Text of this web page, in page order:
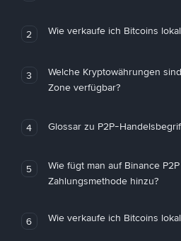
2 Wie verkaufe ich Bitcoins
3
Welche Kryptowährungen
Zone verfügbar?
4 Glossar zu P2P-
5
Wie fügt man auf Binance
Zahlungsmethode hinzu?
6 Wie verkaufe ich Bitcoins